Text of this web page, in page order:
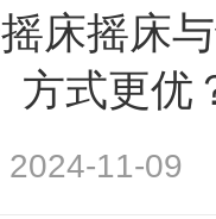
床摇床
方式更优
2024-11-